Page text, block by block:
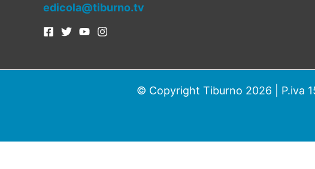
edicola@tiburno.tv
© Copyright Tiburno 2026 | P.iva